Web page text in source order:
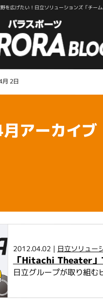
を広げたい！日立ソリューションズ「チー
月 2日
アーカイブ
2012.04.02 | 日立ソリュー
「Hitachi Theater」
日立グループが取り組む